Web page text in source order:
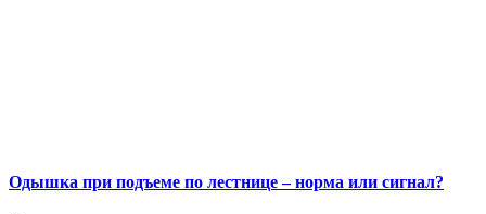
Одышка при подъеме по лестнице – норма или сигнал?